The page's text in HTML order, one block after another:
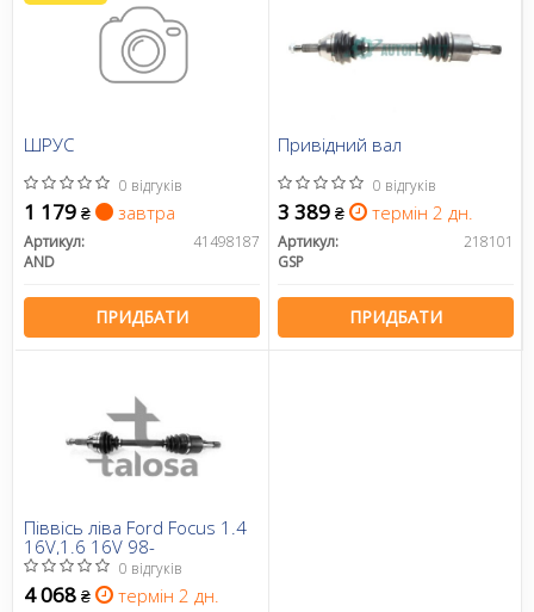
ШРУС
0 відгуків
1 179 ₴ завтра
Артикул:
41498187
AND
ПРИДБАТИ
Привідний вал
0 відгуків
3 389 ₴ термін 2 дн.
Артикул:
218101
GSP
ПРИДБАТИ
Піввісь ліва Ford Focus 1.4
16V,1.6 16V 98-
0 відгуків
4 068 ₴ термін 2 дн.